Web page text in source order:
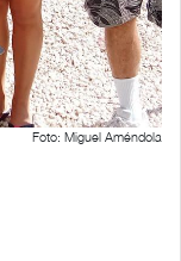
Foto: Miguel Améndola